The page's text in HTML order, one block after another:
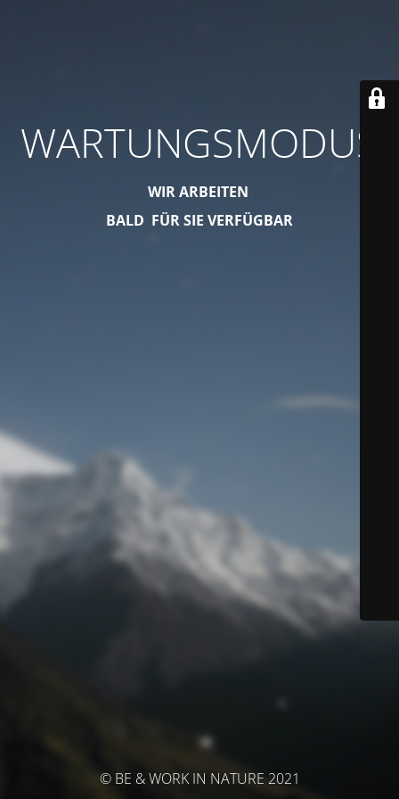
WARTUNGSMODUS
WIR ARBEITEN
BALD FÜR SIE VERFÜGBAR
© BE & WORK IN NATURE 2021